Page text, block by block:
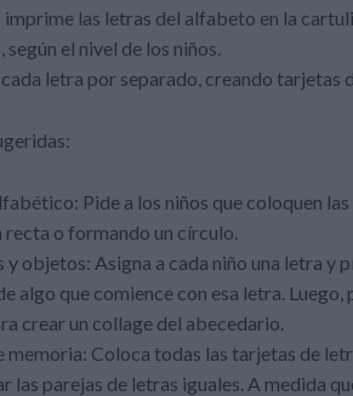
las letras del alfabeto en la
según el nivel de los niños.
letra por separado, creando tarjetas
Pide a los niños que coloquen
recta o formando un círculo.
y objetos: Asigna a cada niño una letra y
algo que comience con esa letra.
crear un collage del abecedario.
memoria: Coloca todas las tarjetas de
las parejas de letras iguales. A medida